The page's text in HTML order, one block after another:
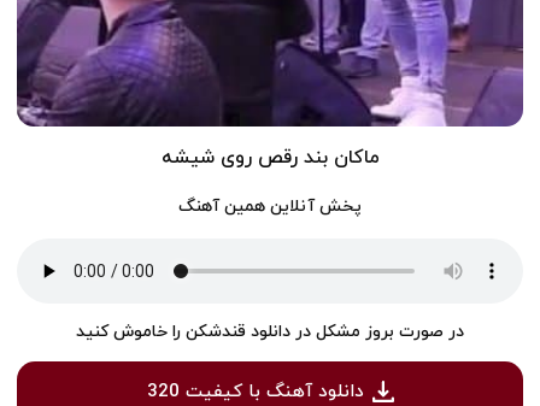
ماکان بند رقص روى شیشه
پخش آنلاین همین آهنگ
در صورت بروز مشکل در دانلود قندشکن را خاموش کنید
دانلود آهنگ با کیفیت 320